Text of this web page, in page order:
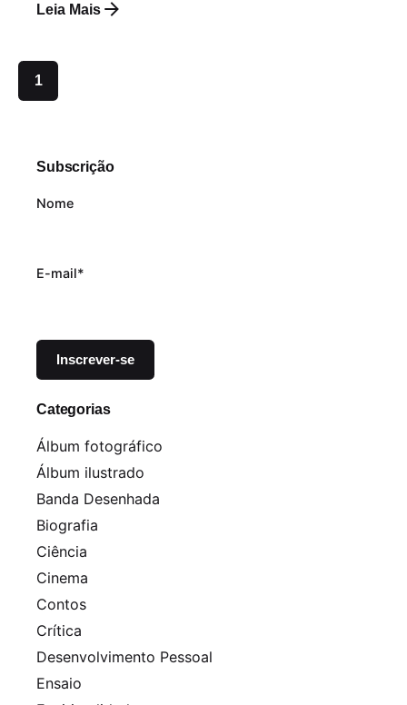
Leia Mais
1
Subscrição
Nome
E-mail*
Categorias
Álbum fotográfico
Álbum ilustrado
Banda Desenhada
Biografia
Ciência
Cinema
Contos
Crítica
Desenvolvimento Pessoal
Ensaio